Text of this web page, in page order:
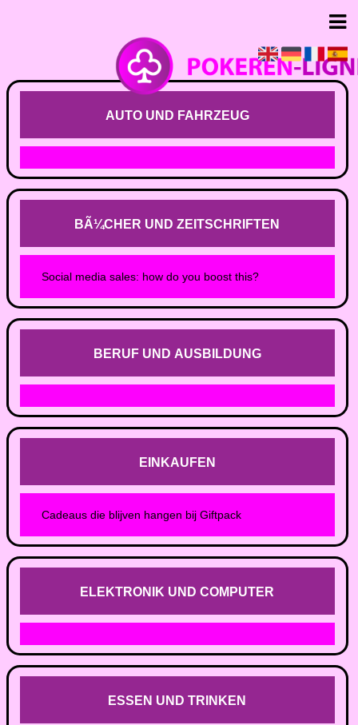
AUTO UND FAHRZEUG
BÃ¼CHER UND ZEITSCHRIFTEN
Social media sales: how do you boost this?
BERUF UND AUSBILDUNG
EINKAUFEN
Cadeaus die blijven hangen bij Giftpack
ELEKTRONIK UND COMPUTER
ESSEN UND TRINKEN